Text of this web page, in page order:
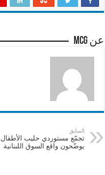
عن mcg
السابق
تجمّع مستوردي حليب الأطفال
يوضّحون واقع السوق اللبنانية